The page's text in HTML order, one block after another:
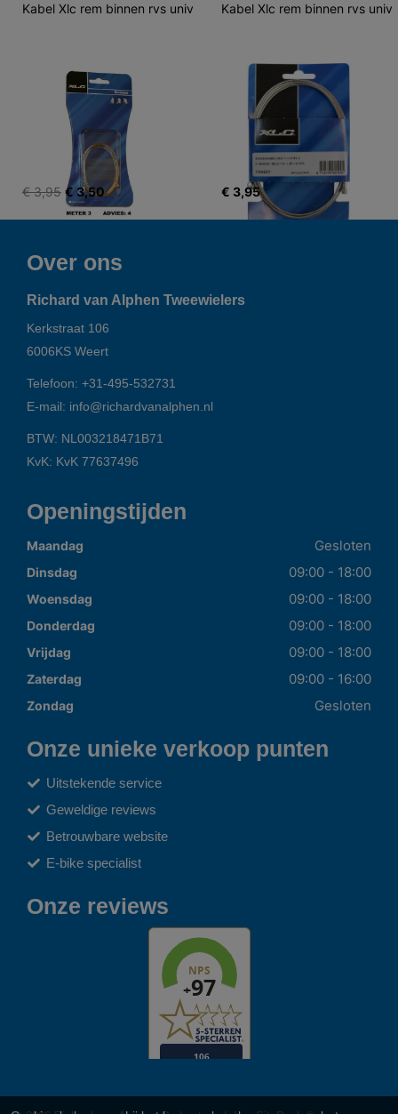
Kabel Xlc rem binnen rvs univ
€ 3,95 € 3,50
Kabel Xlc rem binnen rvs univ
€ 3,95
Over ons
Richard van Alphen Tweewielers
Kerkstraat 106
6006KS Weert
Telefoon: +31-495-532731
E-mail: info@richardvanalphen.nl
BTW: NL003218471B71
KvK: KvK 77637496
Openingstijden
Maandag Gesloten
Dinsdag 09:00 - 18:00
Woensdag 09:00 - 18:00
Donderdag 09:00 - 18:00
Vrijdag 09:00 - 18:00
Zaterdag 09:00 - 16:00
Zondag Gesloten
Onze unieke verkoop punten
Uitstekende service
Geweldige reviews
Betrouwbare website
E-bike specialist
Onze reviews